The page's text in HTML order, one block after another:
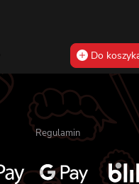
Do
Regulamin